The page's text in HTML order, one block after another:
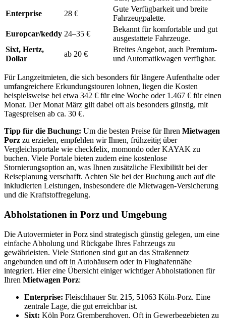
Enterprise
28 €
Gute Verfügbarkeit und breite
Fahrzeugpalette.
Europcar/keddy 24–35 €
Bekannt für komfortable und gut
ausgestattete Fahrzeuge.
Sixt, Hertz,
Dollar
ab 20 €
Breites Angebot, auch Premium-
und Automatikwagen verfügbar.
Für Langzeitmieten, die sich besonders für längere Aufenthalte oder
umfangreichere Erkundungstouren lohnen, liegen die Kosten
beispielsweise bei etwa 342 € für eine Woche oder 1.467 € für einen
Monat. Der Monat März gilt dabei oft als besonders günstig, mit
Tagespreisen ab ca. 30 €.
Tipp für die Buchung: Um die besten Preise für Ihren Mietwagen
Porz zu erzielen, empfehlen wir Ihnen, frühzeitig über
Vergleichsportale wie checkfelix, momondo oder KAYAK zu
buchen. Viele Portale bieten zudem eine kostenlose
Stornierungsoption an, was Ihnen zusätzliche Flexibilität bei der
Reiseplanung verschafft. Achten Sie bei der Buchung auch auf die
inkludierten Leistungen, insbesondere die Mietwagen-Versicherung
und die Kraftstoffregelung.
Abholstationen in Porz und Umgebung
Die Autovermieter in Porz sind strategisch günstig gelegen, um eine
einfache Abholung und Rückgabe Ihres Fahrzeugs zu
gewährleisten. Viele Stationen sind gut an das Straßennetz
angebunden und oft in Autohäusern oder in Flughafennähe
integriert. Hier eine Übersicht einiger wichtiger Abholstationen für
Ihren Mietwagen Porz:
Enterprise: Fleischhauer Str. 215, 51063 Köln-Porz. Eine
zentrale Lage, die gut erreichbar ist.
Sixt: Köln Porz Gremberghoven. Oft in Gewerbegebieten zu